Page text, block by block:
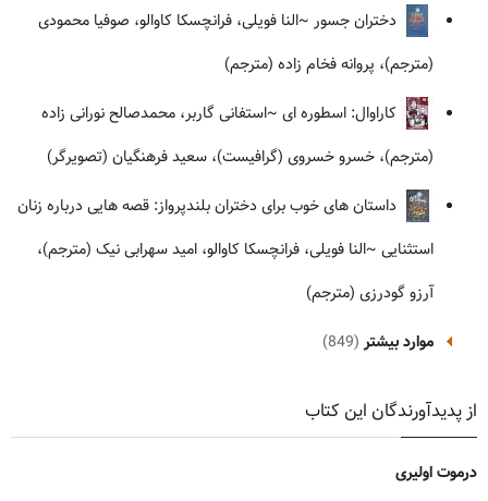
دختران جسور ~النا فویلی، فرانچسکا کاوالو، صوفیا محمودی
(مترجم)، پروانه فخام زاده (مترجم)
کاراوال: اسطوره ای ~استفانی گاربر، محمدصالح نورانی زاده
(مترجم)، خسرو خسروی (گرافیست)، سعید فرهنگیان (تصویرگر)
داستان های خوب برای دختران بلندپرواز: قصه هایی درباره زنان
استثنایی ~النا فویلی، فرانچسکا کاوالو، امید سهرابی نیک (مترجم)،
آرزو گودرزی (مترجم)
موارد بیشتر (849)
از پدیدآورندگان این کتاب
درموت اولیری